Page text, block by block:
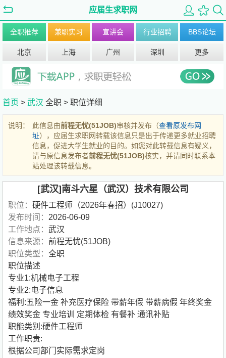
应届生求职网
全职推荐 兼职实习 宣讲会 行业招聘 BBS论坛
北京 上海 广州 深圳 更多
首页 > 武汉 全职 > 职位详细
说明： 此信息由前程无忧(51JOB)审核并发布（查看原发布网
址），应届生求职网转载该信息只是出于传递更多就业招聘
信息，促进大学生就业的目的。如您对此转载信息有疑义，
请与原信息发布者前程无忧(51JOB)核实，并请同时联系本
站处理该转载信息。
[武汉]南斗六星（武汉）技术有限公司
职位： 硬件工程师（2026年春招）(J10027)
发布时间： 2026-06-09
工作地点： 武汉
信息来源： 前程无忧(51JOB)
职位类型： 全职
职位描述
专业1:机械电子工程
专业2:电子信息
福利:五险一金 补充医疗保险 带薪年假 带薪病假 年终奖金
绩效奖金 专业培训 定期体检 有餐补 通讯补贴
职能类别:硬件工程师
工作职责:
根据公司部门实际需求定岗